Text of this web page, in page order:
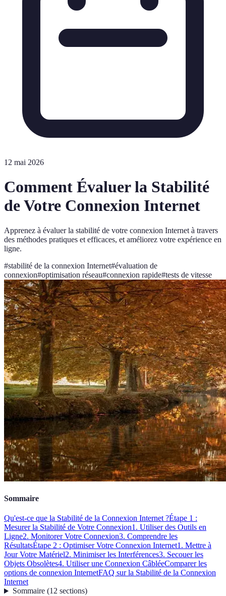
12 mai 2026
Comment Évaluer la Stabilité
de Votre Connexion Internet
Apprenez à évaluer la stabilité de votre connexion Internet à travers
des méthodes pratiques et efficaces, et améliorez votre expérience en
ligne.
#stabilité de la connexion Internet#évaluation de
connexion#optimisation réseau#connexion rapide#tests de vitesse
Sommaire
Qu'est-ce que la Stabilité de la Connexion Internet ?Étape 1 :
Mesurer la Stabilité de Votre Connexion1. Utiliser des Outils en
Ligne2. Monitorer Votre Connexion3. Comprendre les
RésultatsÉtape 2 : Optimiser Votre Connexion Internet1. Mettre à
Jour Votre Matériel2. Minimiser les Interférences3. Secouer les
Objets Obsolètes4. Utiliser une Connexion CâbléeComparer les
options de connexion InternetFAQ sur la Stabilité de la Connexion
Internet
Sommaire(12 sections)